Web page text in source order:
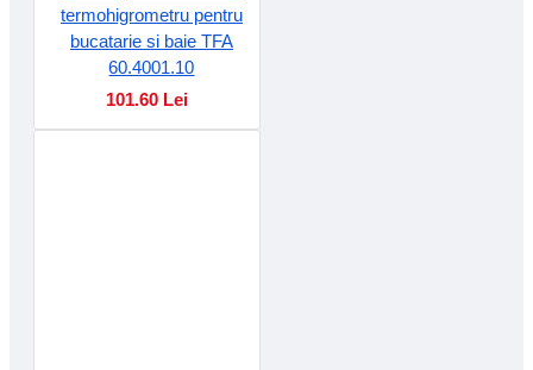
termohigrometru pentru
bucatarie si baie TFA
60.4001.10
101.60 Lei